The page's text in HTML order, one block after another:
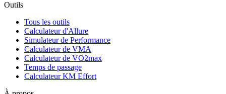
Outils
Tous les outils
Calculateur d'Allure
Simulateur de Performance
Calculateur de VMA
Calculateur de VO2max
Temps de passage
Calculateur KM Effort